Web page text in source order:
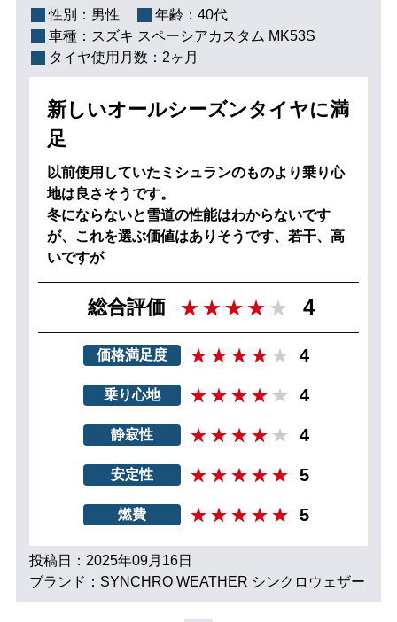
性別： 男性 年齢： 40代
車種： スズキ スペーシアカスタム MK53S
タイヤ使用月数： 2ヶ月
新しいオールシーズンタイヤに満
足
以前使用していたミシュランのものより乗り心
地は良さそうです。
冬にならないと雪道の性能はわからないです
が、これを選ぶ価値はありそうです、若干、高
いですが
総合評価 4
価格満足度 4
乗り心地 4
静寂性 4
安定性 5
燃費 5
投稿日：2025年09月16日
ブランド：SYNCHRO WEATHER シンクロウェザー